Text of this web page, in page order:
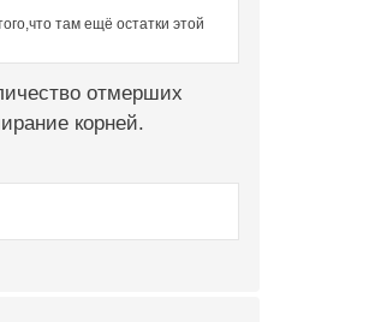
там ещё остатки этой
отмерших
корней.